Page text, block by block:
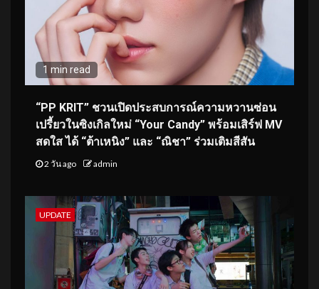
1 min read
“PP KRIT” ชวนเปิดประสบการณ์ความหวานซ่อน
เปรี้ยวในซิงเกิลใหม่ “Your Candy” พร้อมเสิร์ฟ MV
สดใส ได้ “ต้าเหนิง” และ “ณิชา” ร่วมเติมสีสัน
2 วัน ago admin
UPDATE